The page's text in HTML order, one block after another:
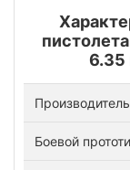
6.35
Производитель
Боевой